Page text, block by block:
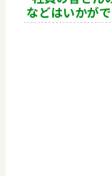
などはいかがで